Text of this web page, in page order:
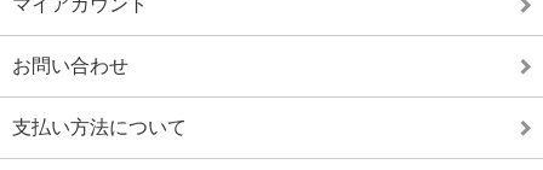
マイアカウント
お問い合わせ
支払い方法について